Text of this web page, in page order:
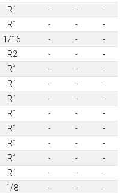
R1 - -
-
R1 - -
-
1/16 - -
-
R2 - -
-
R1 - -
-
R1 - -
-
R1 - -
-
R1 - -
-
R1 - -
-
R1 - -
-
R1 - -
-
R1 - -
-
1/8 - - -